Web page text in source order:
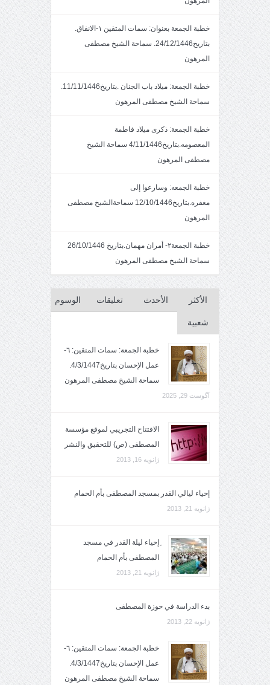
خطبة الجمعة بعنوان: سمات المتقين ١-الانفاق.
بتاريخ24/12/1446. سماحة الشيخ مصطفى
المرهون
خطبة الجمعة: ميلاد باب الجنان .بتاريخ11/11/1446.
سماحة الشيخ مصطفى المرهون
خطبة الجمعة: ذكرى ميلاد فاطمة
المعصومه.بتاريخ4/11/1446 سماحة الشيخ
مصطفى المرهون
خطبة الجمعه: وسارعوا إلى
مغفره.بتاريخ12/10/1446 سماحةالشيخ مصطفى
المرهون
خطبة الجمعة٢- أمران مهمان.بتاريخ 26/10/1446
سماحة الشيخ مصطفى المرهون
الأكثر
شعبية
الأحدث تعليقات الوسوم
خطبة الجمعة: سمات المتقين: ٦-
عمل الإحسان بتاريخ4/3/1447.
سماحة الشيخ مصطفى المرهون
آگوست 29, 2025
الافتتاح التجريبي لموقع مؤسسة
المصطفى (ص) للتحقيق والنشر
ژانویه 16, 2013
إحياء ليالي القدر بمسجد المصطفى بأم الحمام
ژانویه 21, 2013
ِإحياء ليلة القدر في مسجد
المصطفى بأم الحمام
ژانویه 21, 2013
بدء الدراسة في حوزة المصطفى
ژانویه 22, 2013
خطبة الجمعة: سمات المتقين: ٦-
عمل الإحسان بتاريخ4/3/1447.
سماحة الشيخ مصطفى المرهون